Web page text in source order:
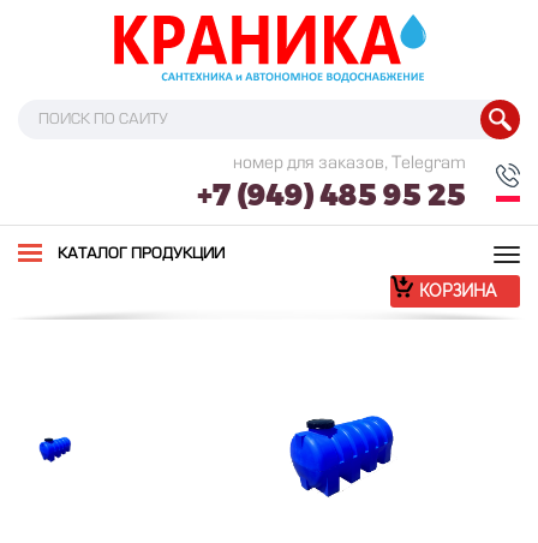
номер для заказов, Telegram
+7 (949) 485 95 25
КАТАЛОГ ПРОДУКЦИИ
КОРЗИНА